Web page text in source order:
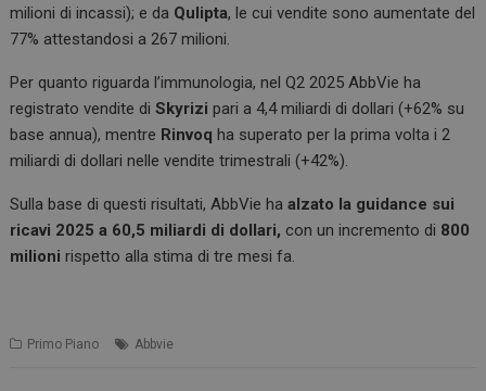
milioni di incassi); e da Qulipta, le cui vendite sono aumentate del
77% attestandosi a 267 milioni.
Per quanto riguarda l’immunologia, nel Q2 2025 AbbVie ha
registrato vendite di Skyrizi pari a 4,4 miliardi di dollari (+62% su
base annua), mentre Rinvoq ha superato per la prima volta i 2
miliardi di dollari nelle vendite trimestrali (+42%).
Sulla base di questi risultati, AbbVie ha alzato la guidance sui
ricavi 2025 a 60,5 miliardi di dollari, con un incremento di 800
milioni rispetto alla stima di tre mesi fa.
Primo Piano Abbvie